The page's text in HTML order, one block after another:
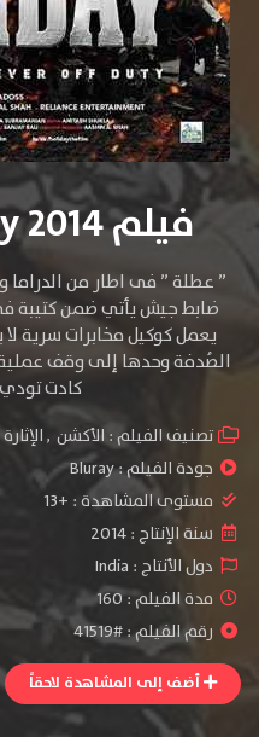
فيلم Holiday 2014 مترجم
” عطلة ” فى اطار من الدراما
ضابط جيش يأتي ضمن كتيبة
يعمل كوكيل مخابرات سرية لا
الصُدفة وحدها إلى وقف عملية
كادت تودي
تصنيف الفيلم : الأكشن ,الإثارة
جودة الفيلم :Bluray
مستوى المشاهدة : +13
سنة الإنتاج :2014
دول الأنتاج : India
مدة الفيلم : 160
رقم الفيلم : #41519
أضف إلى المشاهدة لاحقاً